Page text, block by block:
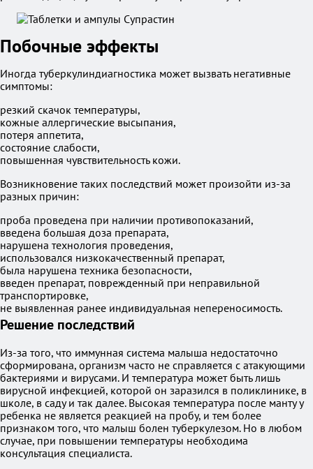
Побочные эффекты
Иногда туберкулиндиагностика может вызвать негативные
симптомы:
резкий скачок температуры,
кожные аллергические высыпания,
потеря аппетита,
состояние слабости,
повышенная чувствительность кожи.
Возникновение таких последствий может произойти из-за
разных причин:
проба проведена при наличии противопоказаний,
введена большая доза препарата,
нарушена технология проведения,
использовался низкокачественный препарат,
была нарушена техника безопасности,
введен препарат, поврежденный при неправильной
транспортировке,
не выявленная ранее индивидуальная непереносимость.
Решение последствий
Из-за того, что иммунная система малыша недостаточно
сформирована, организм часто не справляется с атакующими
бактериями и вирусами. И температура может быть лишь
вирусной инфекцией, которой он заразился в поликлинике, в
школе, в саду и так далее. Высокая температура после манту у
ребенка не является реакцией на пробу, и тем более
признаком того, что малыш болен туберкулезом. Но в любом
случае, при повышении температуры необходима
консультация специалиста.